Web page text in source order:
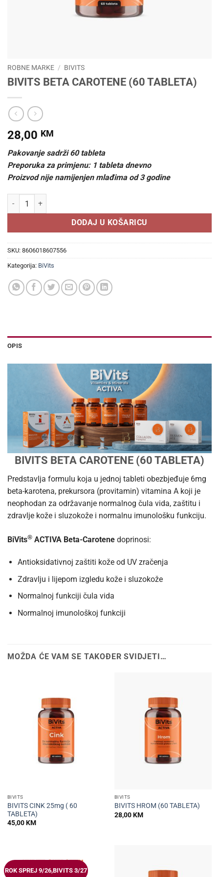
ROBNE MARKE / BIVITS
BIVITS BETA CAROTENE (60 TABLETA)
28,00 KM
Pakovanje sadrži 60 tableta
Preporuka za primjenu: 1 tableta dnevno
Proizvod nije namijenjen mlađima od 3 godine
BIVITS BETA CAROTENE (60 TABLETA) količina
DODAJ U KOŠARICU
SKU: 8606018607556
Kategorija: BiVits
OPIS
BIVITS BETA CAROTENE (60 TABLETA)
Predstavlja formulu koja u jednoj tableti obezbjeđuje 6mg
beta-karotena, prekursora (provitamin) vitamina A koji je
neophodan za održavanje normalnog čula vida, zaštitu i
zdravlje kože i sluzokože i normalnu imunološku funkciju.
BiVits® ACTIVA Beta-Carotene doprinosi:
Antioksidativnoj zaštiti kože od UV zračenja
Zdravlju i lijepom izgledu kože i sluzokože
Normalnoj funkciji čula vida
Normalnoj imunološkoj funkciji
MOŽDA ĆE VAM SE TAKOĐER SVIDJETI…
BIVITS
BIVITS CINK 25mg ( 60
TABLETA)
45,00KM
BIVITS
BIVITS HROM (60 TABLETA)
28,00KM
ROK SPREJ 9/26,BIVITS 3/27